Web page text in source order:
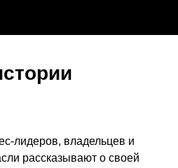
лидеров, владельцев и
рассказывают о своей